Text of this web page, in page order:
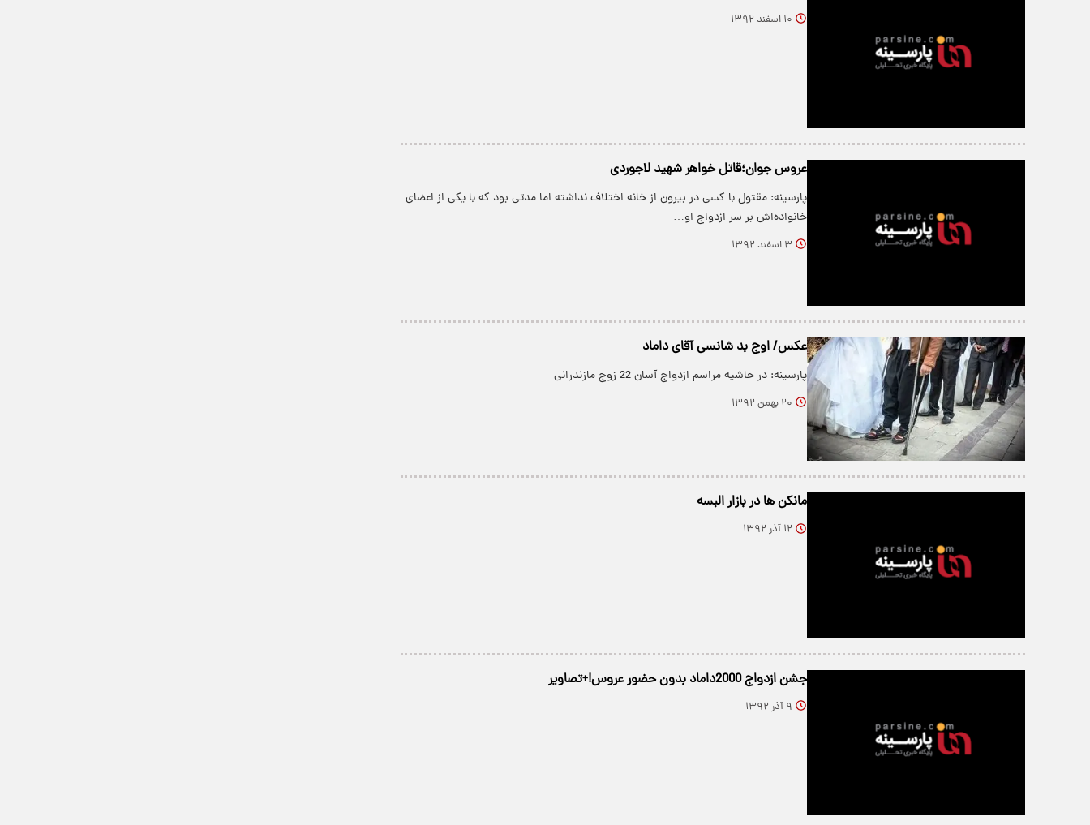
۱۰ اسفند ۱۳۹۲
عروس جوان؛قاتل خواهر شهید لاجوردی
پارسینه: مقتول با کسی در بیرون از خانه اختلاف نداشته اما مدتی بود که با یکی از اعضای
خانواده‌اش بر سر ازدواج او…
۳ اسفند ۱۳۹۲
عکس/ اوج بد شانسی آقای داماد
پارسینه: در حاشیه مراسم ازدواج آسان 22 زوج مازندرانی
۲۰ بهمن ۱۳۹۲
مانکن ها در بازار البسه
۱۲ آذر ۱۳۹۲
جشن ازدواج 2000داماد بدون حضور عروس!+تصاویر
۹ آذر ۱۳۹۲